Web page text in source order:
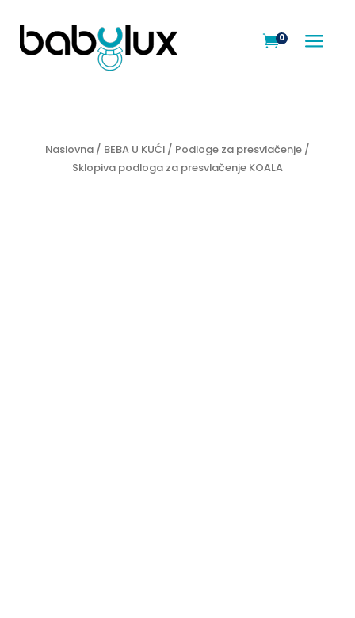
a
0
Naslovna/ BEBA U KUĆI/ Podloge za presvlačenje/
Sklopiva podloga za presvlačenje KOALA